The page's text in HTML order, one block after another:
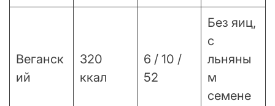
Веганск
ий
320
ккал
6 / 10 /
52
Без яиц,
с
льняны
м
семене